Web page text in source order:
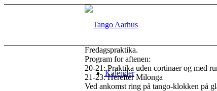
Kalender
Fredagspraktika.
Program for aftenen:
20-21: Praktika uden cortinaer og med
21-23: Herefter Milonga
Ved ankomst ring på tango-klokken på